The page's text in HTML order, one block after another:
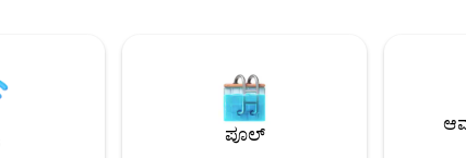
ಪಾರ್ಕಿಂಗ್ - ಗರಿಷ್ಠ 6 ಜನರು
ಶಿಫಾರಸು ಮಾಡಲಾಗಿದೆ -
ಶಾಪಿಂಗ್ ಮಾಲ್ ಮತ್ತು ವಾವ್
ಬೀದಿಯನ್ನು ಲಗತ್ತಿಸಲಾಗಿದೆ - ದಿನಸಿ,
LRT/MRT, 24/7 ಭದ್ರತೆ, ಹತ್ತಿರದ
ರೂಫ್‌ಟಾಪ್ ಜಿಮ್ ಮತ್ತು
🚉 ಸುಲಭ ಪ್ರವೇಶ.ಕೆಲಸ, ಆಟ
ನಗರ ತಪ್ಪಿಸಿಕೊಳ್ಳುವಿಕೆಗೆ 🔥
ಪೂಲ್